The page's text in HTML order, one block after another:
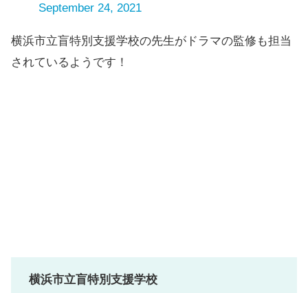
September 24, 2021
横浜市立盲特別支援学校の先生がドラマの監修も担当
されているようです！
横浜市立盲特別支援学校